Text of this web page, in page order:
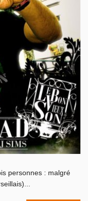
personnes : malgré